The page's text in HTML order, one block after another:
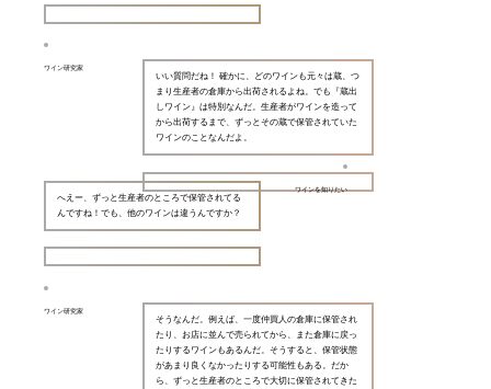
ワイン研究家
いい質問だね！ 確かに、どのワインも元々は蔵、つ
まり生産者の倉庫から出荷されるよね。でも『蔵出
しワイン』は特別なんだ。生産者がワインを造って
から出荷するまで、ずっとその蔵で保管されていた
ワインのことなんだよ。
ワインを知りたい
へえー、ずっと生産者のところで保管されてる
んですね！でも、他のワインは違うんですか？
ワイン研究家
そうなんだ。例えば、一度仲買人の倉庫に保管され
たり、お店に並んで売られてから、また倉庫に戻っ
たりするワインもあるんだ。そうすると、保管状態
があまり良くなかったりする可能性もある。だか
ら、ずっと生産者のところで大切に保管されてきた